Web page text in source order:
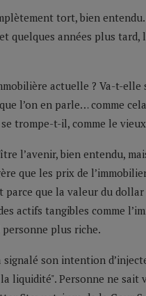
tort, bien
et quelques années plus
actuelle ? Va-t-
l’on en parle… comme
trompe-t-il, comme le
l’avenir, bien entendu,
que les prix de
que la valeur du
actifs tangibles comme
plus riche.
signalé son intention
liquidité". Personne ne sait